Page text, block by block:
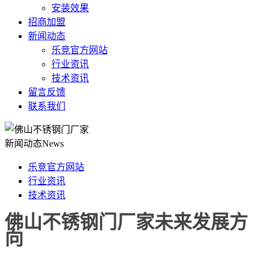
安装效果
招商加盟
新闻动态
乐竞官方网站
行业资讯
技术资讯
留言反馈
联系我们
新闻动态News
乐竞官方网站
行业资讯
技术资讯
佛山不锈钢门厂家未来发展方
向